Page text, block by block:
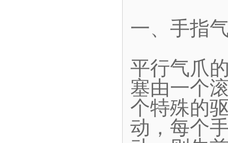
一、手指
平行气爪
塞由一个
个特殊的
动，每个